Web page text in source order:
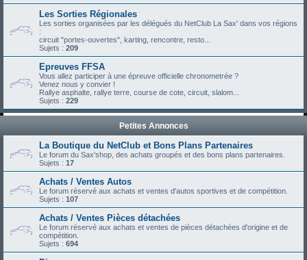
Les Sorties Régionales
Les sorties organisées par les délégués du NetClub La Sax' dans vos régions
:
circuit "portes-ouvertes", karting, rencontre, resto...
Sujets : 209
Epreuves FFSA
Vous allez participer à une épreuve officielle chronometrée ?
Venez nous y convier !
Rallye asphalte, rallye terre, course de cote, circuit, slalom...
Sujets : 229
Petites Annonces
La Boutique du NetClub et Bons Plans Partenaires
Le forum du Sax'shop, des achats groupés et des bons plans partenaires.
Sujets : 17
Achats / Ventes Autos
Le forum réservé aux achats et ventes d'autos sportives et de compétition.
Sujets : 107
Achats / Ventes Pièces détachées
Le forum réservé aux achats et ventes de pièces détachées d'origine et de
compétition.
Sujets : 694